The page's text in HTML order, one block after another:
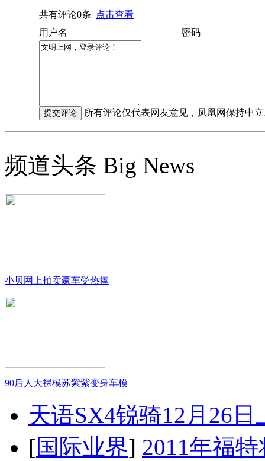
共有评论0条
点击查看
用户名
密码
所有评论仅代表网友意见，凤凰网保持中
频道头条 Big News
小贝网上拍卖豪车受热捧
90后人大裸模苏紫紫变身车模
天语SX4锐骑12月26
[国际业界] 2011年福